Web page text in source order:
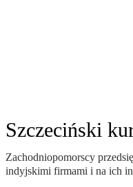
Szczeciński
Zachodniopomorscy
indyjskimi firmami i na ich